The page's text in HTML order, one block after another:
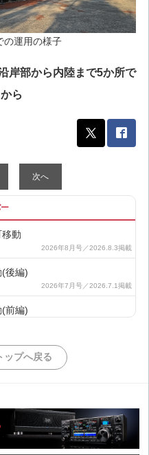
の運用の様子
岸部から内陸まで5か所で
ら
次へ
動
後編)
前編)
ップへ戻る